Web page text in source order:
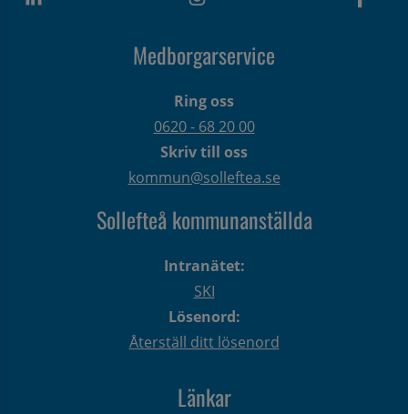
Medborgarservice
Ring oss
0620 - 68 20 00
Skriv till oss
kommun@solleftea.se
Sollefteå kommunanställda
Intranätet:
SKI
Lösenord:
Återställ ditt lösenord
Länkar